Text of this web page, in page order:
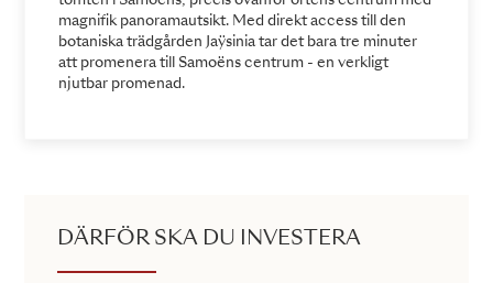
magnifik panoramautsikt. Med direkt access till den
botaniska trädgården Jaÿsinia tar det bara tre minuter
att promenera till Samoëns centrum - en verkligt
njutbar promenad.
DÄRFÖR SKA DU INVESTERA